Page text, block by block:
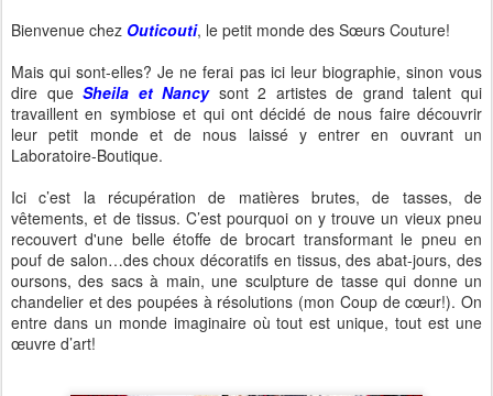
Bienvenue chez Outicouti, le petit monde des Sœurs Couture!
Mais qui sont-elles? Je ne ferai pas ici leur biographie, sinon vous
dire queSheila et Nancysont 2 artistes de grand talent qui
travaillent en symbiose et qui ont décidé de nous faire découvrir
leur petit monde et de nous laissé y entrer en ouvrant un
Laboratoire-Boutique.
Ici c’est la récupération de matières brutes, de tasses, de
vêtements, et de tissus. C’est pourquoi on y trouve un vieux pneu
recouvert d'une belle étoffe de brocart transformant le pneu en
pouf de salon…des choux décoratifs en tissus, des abat-jours, des
oursons, des sacs à main, une sculpture de tasse qui donne un
chandelier et des poupées à résolutions (mon Coup de cœur!). On
entre dans un monde imaginaire où tout est unique, tout est une
œuvre d’art!